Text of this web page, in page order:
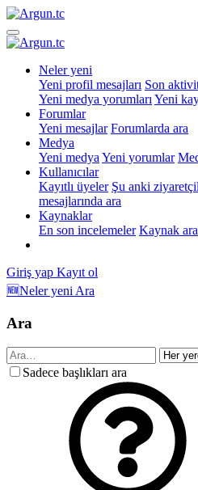
Neler yeni
Yeni profil mesajları Son
Yeni medya yorumları Yeni
Forumlar
Yeni mesajlar Forumlarda ara
Medya
Yeni medya Yeni yorumlar
Kullanıcılar
Kayıtlı üyeler Şu anki
mesajlarında ara
Kaynaklar
En son incelemeler Kaynak ara
Giriş yap Kayıt ol
🆕Neler yeni Ara
Ara
Sadece başlıkları ara